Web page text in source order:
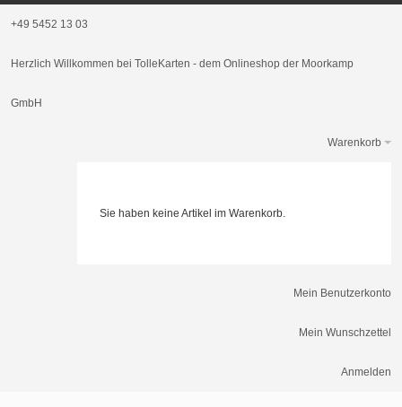
+49 5452 13 03
Herzlich Willkommen bei TolleKarten - dem Onlineshop der Moorkamp
GmbH
Warenkorb
Sie haben keine Artikel im Warenkorb.
Mein Benutzerkonto
Mein Wunschzettel
Anmelden